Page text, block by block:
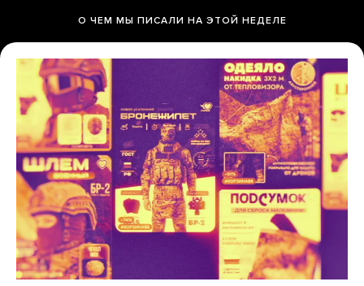
О ЧЕМ МЫ ПИСАЛИ НА ЭТОЙ НЕДЕЛЕ